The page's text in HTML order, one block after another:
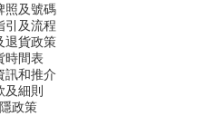
照及號碼
引及流程
退貨政策
時間表
訊和推介
及細則
政策